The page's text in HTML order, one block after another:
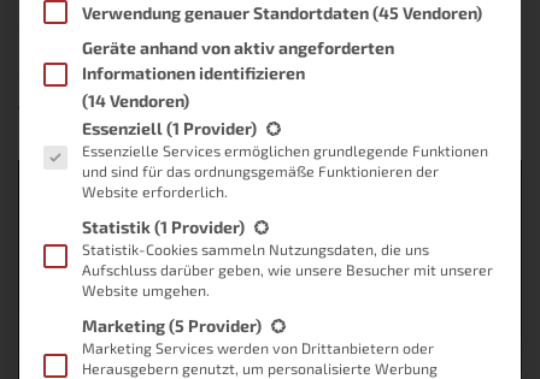
eingeschaltet ist. Doch man möchte nicht immer, dass der
Bildschirm eingeschaltet bleibt. In diesem Beitrag möchte ich mich
daher der Bildschirmsteuerung mit ioBroker
Lukas, vor5 Jahren
Verwendung genauer Standortdaten(45 Vendoren)
Geräte anhand von aktiv angeforderten
Informationen identifizieren
(14 Vendoren)
Es folgt eine Liste der Service-Gruppen, für die eine
Essenziell(1 Provider)
Essenzielle Services ermöglichen grundlegende Funktionen
und sind für das ordnungsgemäße Funktionieren der
Website erforderlich.
Statistik(1 Provider)
Statistik-Cookies sammeln Nutzungsdaten, die uns
Aufschluss darüber geben, wie unsere Besucher mit unserer
Website umgehen.
Marketing(5 Provider)
Marketing Services werden von Drittanbietern oder
Herausgebern genutzt, um personalisierte Werbung